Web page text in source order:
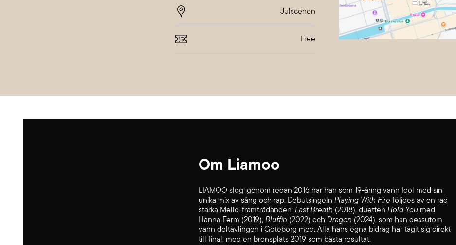
Julscenen
Free
Om Liamoo
LIAMOO slog igenom redan 2016 när han som 19-åring vann Idol med sin
unika mix av sång och rap. Debutsingeln Playing With Fire följdes av en rad
starka Mello-framträdanden:Last Breath (2018), duetten Hold You med
Hanna Ferm (2019),Bluffin (2022) och Dragon (2024), som han dessutom
vann deltävlingen i Göteborg med. Alla hans egna bidrag har tagit sig direkt
till final, med en bronsplats 2019 som bästa resultat.